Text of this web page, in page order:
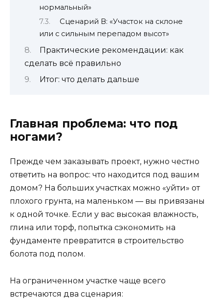
нормальный»
Сценарий В: «Участок на склоне
или с сильным перепадом высот»
Практические рекомендации: как
сделать всё правильно
Итог: что делать дальше
Главная проблема: что под
ногами?
Прежде чем заказывать проект, нужно честно
ответить на вопрос: что находится под вашим
домом? На больших участках можно «уйти» от
плохого грунта, на маленьком — вы привязаны
к одной точке. Если у вас высокая влажность,
глина или торф, попытка сэкономить на
фундаменте превратится в строительство
болота под полом.
На ограниченном участке чаще всего
встречаются два сценария: